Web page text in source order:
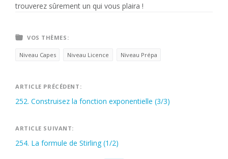
trouverez sûrement un qui vous plaira !
VOS THÈMES:
Niveau Capes Niveau Licence Niveau Prépa
Navigation
de
l’article
ARTICLE PRÉCÉDENT:
252. Construisez la fonction exponentielle (3/3)
ARTICLE SUIVANT:
254. La formule de Stirling (1/2)